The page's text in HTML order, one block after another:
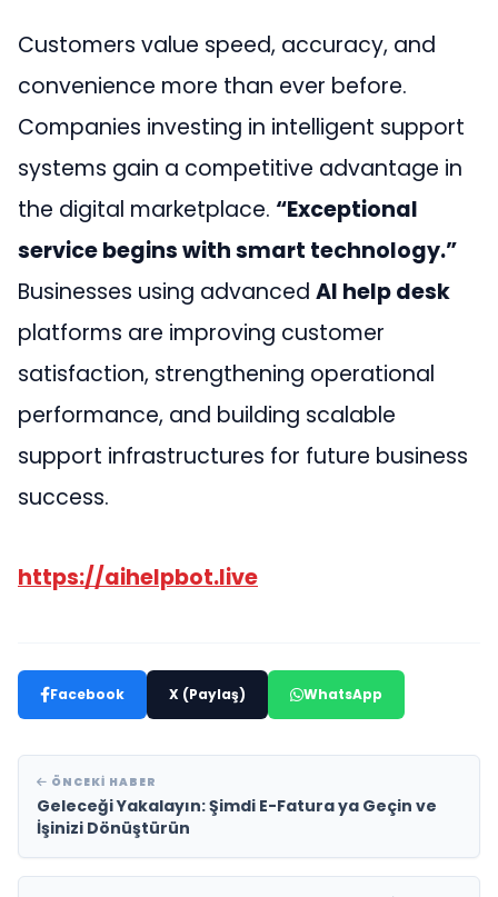
Customers value speed, accuracy, and
convenience more than ever before.
Companies investing in intelligent support
systems gain a competitive advantage in
the digital marketplace. “Exceptional
service begins with smart technology.”
Businesses using advanced AI help desk
platforms are improving customer
satisfaction, strengthening operational
performance, and building scalable
support infrastructures for future business
success.
https://aihelpbot.live
Facebook X (Paylaş) WhatsApp
ÖNCEKI HABER
Geleceği Yakalayın: Şimdi E-Fatura ya Geçin ve
İşinizi Dönüştürün